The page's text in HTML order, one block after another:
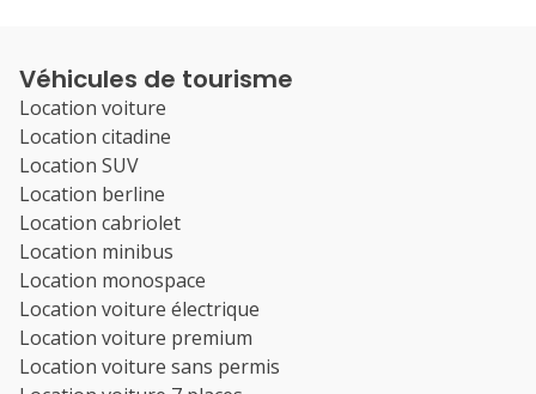
Véhicules de tourisme
Location voiture
Location citadine
Location SUV
Location berline
Location cabriolet
Location minibus
Location monospace
Location voiture électrique
Location voiture premium
Location voiture sans permis